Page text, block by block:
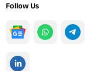
Follow Us